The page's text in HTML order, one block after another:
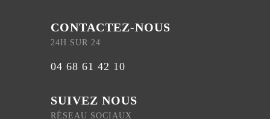
CONTACTEZ-NOUS
24H SUR 24
04 68 61 42 10
SUIVEZ NOUS
RÉSEAU SOCIAUX